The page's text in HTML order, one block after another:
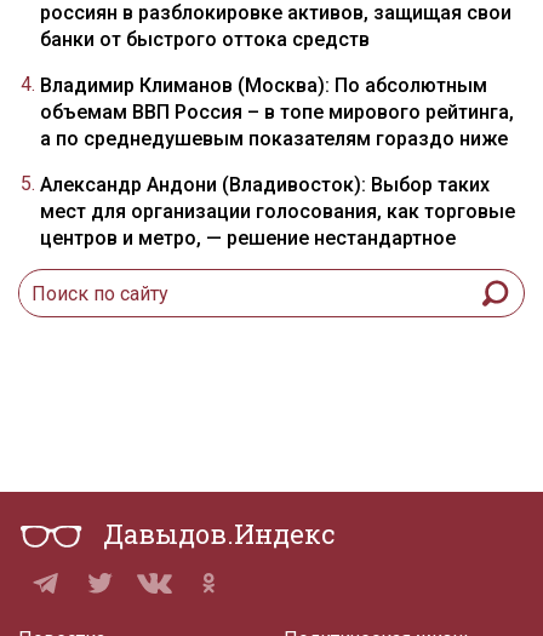
россиян в разблокировке активов, защищая свои
банки от быстрого оттока средств
Владимир Климанов (Москва): По абсолютным
объемам ВВП Россия – в топе мирового рейтинга,
а по среднедушевым показателям гораздо ниже
Александр Андони (Владивосток): Выбор таких
мест для организации голосования, как торговые
центров и метро, — решение нестандартное
Давыдов.Индекс